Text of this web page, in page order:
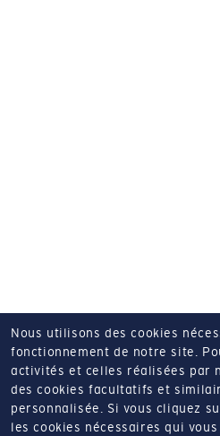
Nous utilisons des cookies
fonctionnement de notre site.
activités et celles réalisées par
des cookies facultatifs et
personnalisée.
Si vous cliquez
les cookies nécessaires qui